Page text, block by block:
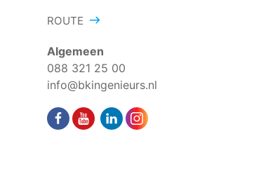
ROUTE
Algemeen
088 321 25 00
info@bkingenieurs.nl